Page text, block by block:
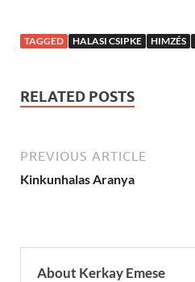
TAGGED HALASI CSIPKE HIMZÉS
RELATED POSTS
PREVIOUS ARTICLE
Kinkunhalas Aranya
About Kerkay Emese